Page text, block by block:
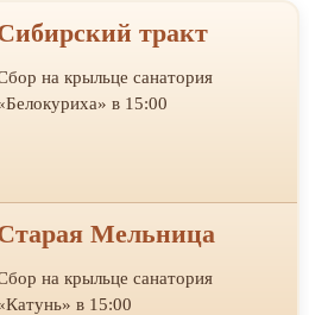
тракт
на крыльце санатория
в 15:00
Мельница
на крыльце санатория
в 15:00